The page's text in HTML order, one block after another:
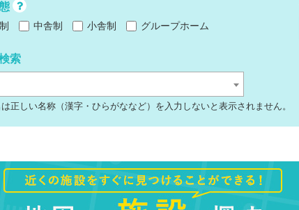
中舎制 小舎制 グループホーム
索
正しい名称（漢字・ひらがななど）を入力しないと表示されません。